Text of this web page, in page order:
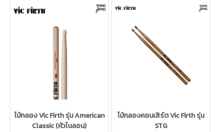
ไม้กลอง Vic Firth รุ่น American
Classic (หัวไนลอน)
ไม้กลองคอนเสิร์ต Vic Firth รุ่น
STG